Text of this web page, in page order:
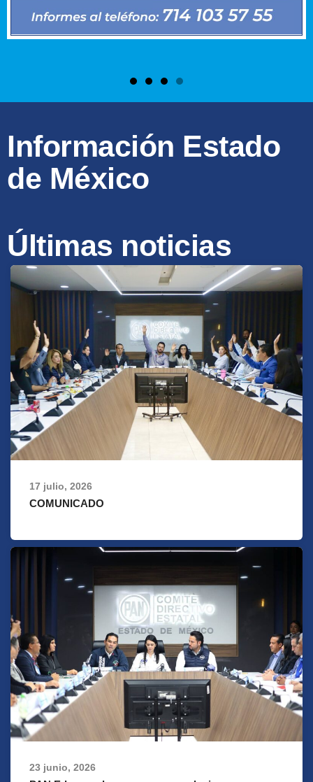
Información Estado
de México
Últimas noticias
17 julio, 2026
COMUNICADO
23 junio, 2026